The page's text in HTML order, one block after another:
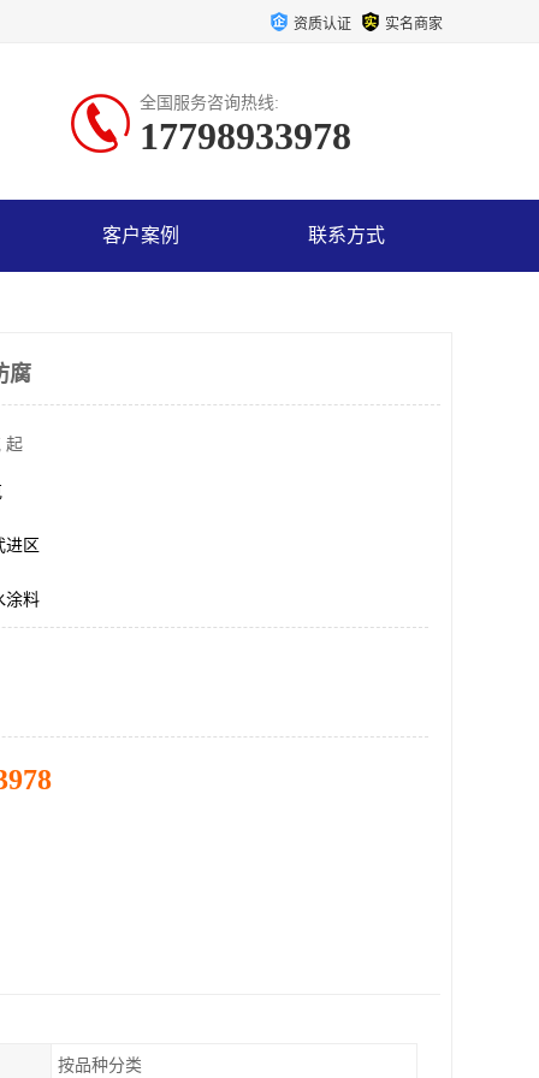
资质认证 实名商家
全国服务咨询热线:
17798933978
客户案例 联系方式
腐
起
进区
涂料
按品种分类